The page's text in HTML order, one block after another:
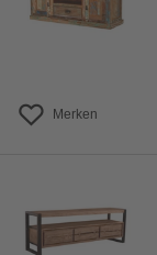
Merken